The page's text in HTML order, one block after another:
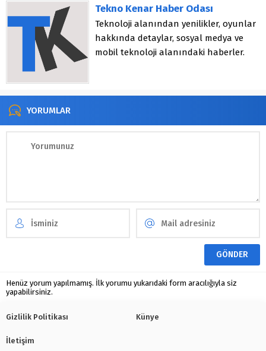
Tekno Kenar Haber Odası
Teknoloji alanından yenilikler, oyunlar
hakkında detaylar, sosyal medya ve
mobil teknoloji alanındaki haberler.
YORUMLAR
Henüz yorum yapılmamış. İlk yorumu yukarıdaki form aracılığıyla siz
yapabilirsiniz.
Gizlilik Politikası Künye
İletişim